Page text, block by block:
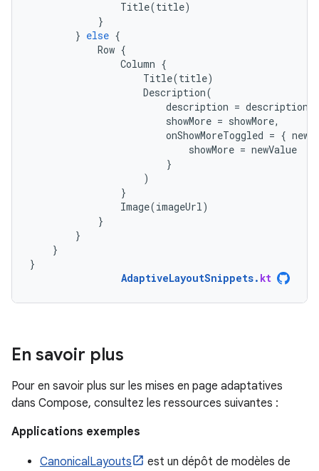
Title(title)
}
} else {
Row {
Column {
Title(title)
Description(
description = description
showMore = showMore,
onShowMoreToggled = {
showMore = newValue
}
)
}
Image(imageUrl)
}
}
}
}
AdaptiveLayoutSnippets. kt
En savoir plus
Pour en savoir plus sur les mises en page adaptatives
dans Compose, consultez les ressources suivantes :
Applications exemples
CanonicalLayouts
est un dépôt de modèles de